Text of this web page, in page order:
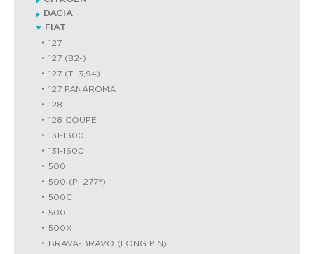
DACIA
FIAT
127
127 (82-)
127 (T: 3,94)
127 PANAROMA
128
128 COUPE
131-1300
131-1600
500
500 (P: 277°)
500C
500L
500X
BRAVA-BRAVO (LONG PIN)